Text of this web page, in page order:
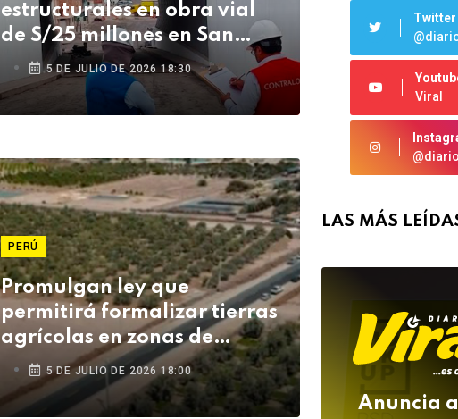
estructurales en obra vial
de S/25 millones en San
Antonio
5 DE JULIO DE 2026 18:30
PERÚ
Promulgan ley que
permitirá formalizar tierras
agrícolas en zonas de
frontera y beneficiará a
agricultores de Tacna
5 DE JULIO DE 2026 18:00
Twitter
Viral
LAS MÁS
Anuncia